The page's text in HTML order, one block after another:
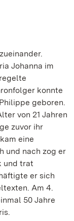
Johanna im
konnte
geboren.
von 21 Jahren
zuvor ihr
eine
und nach zog er
und trat
er sich
Am 4.
50 Jahre